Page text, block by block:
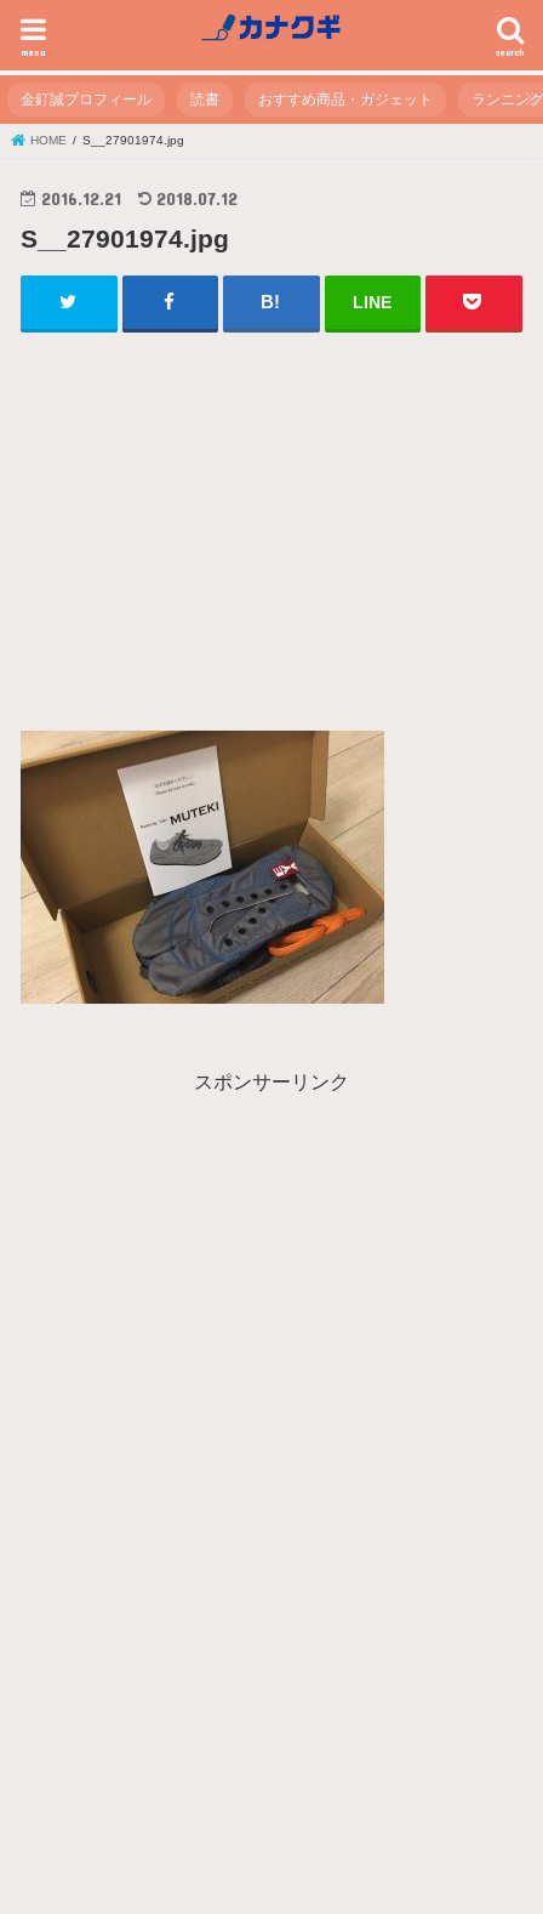
search
menu
金釘誠プロフィール 読書 おすすめ商品・ガジェット ランニング
HOME S__27901974.jpg
2016.12.21 2018.07.12
S__27901974.jpg
LINE
スポンサーリンク